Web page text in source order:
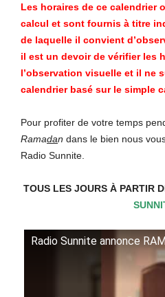
Les horaires de ce calendrier
calcul et sont fournis à titre
de laquelle il convient
il est un devoir de vérifier les
l’observation visuelle et il ne
calendrier basé sur le simple
Ramadan dans le bien nous
Radio Sunnite.
TOUS LES JOURS À PARTIR
Radio Sunnite annonce